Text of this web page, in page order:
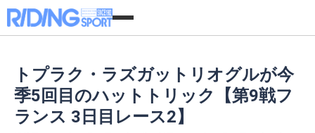
トプラク・ラズガットリオグルが今
季5回目のハットトリック【第9戦フ
ランス 3日目レース2】